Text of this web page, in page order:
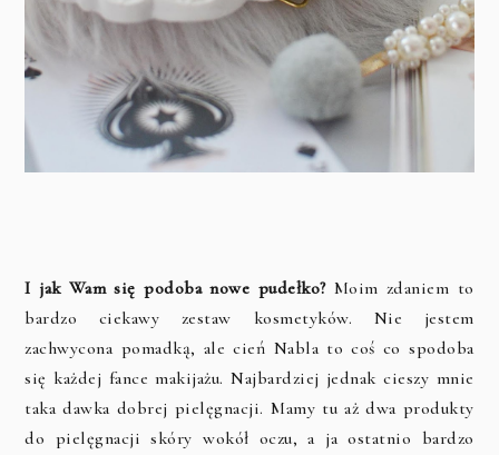
I jak Wam się podoba nowe pudełko? Moim zdaniem to
bardzo ciekawy zestaw kosmetyków. Nie jestem
zachwycona pomadką, ale cień Nabla to coś co spodoba
się każdej fance makijażu. Najbardziej jednak cieszy mnie
taka dawka dobrej pielęgnacji. Mamy tu aż dwa produkty
do pielęgnacji skóry wokół oczu, a ja ostatnio bardzo